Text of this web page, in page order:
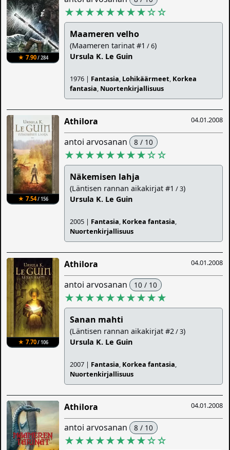
★ 7.90/ 284
★★★★★★★★☆☆
Maameren velho
(Maameren tarinat #1 / 6)
Ursula K. Le Guin
1976 | Fantasia Lohikäärmeet Korkea
fantasia Nuortenkirjallisuus
★ 7.54/ 156
04.01.2008
Athilora
antoi arvosanan 8 / 10
★★★★★★★★☆☆
Näkemisen lahja
(Läntisen rannan aikakirjat #1 / 3)
Ursula K. Le Guin
2005 | Fantasia Korkea fantasia
Nuortenkirjallisuus
★ 7.70/ 106
04.01.2008
Athilora
antoi arvosanan 10 / 10
★★★★★★★★★★
Sanan mahti
(Läntisen rannan aikakirjat #2 / 3)
Ursula K. Le Guin
2007 | Fantasia Korkea fantasia
Nuortenkirjallisuus
04.01.2008
Athilora
antoi arvosanan 8 / 10
★★★★★★★★☆☆